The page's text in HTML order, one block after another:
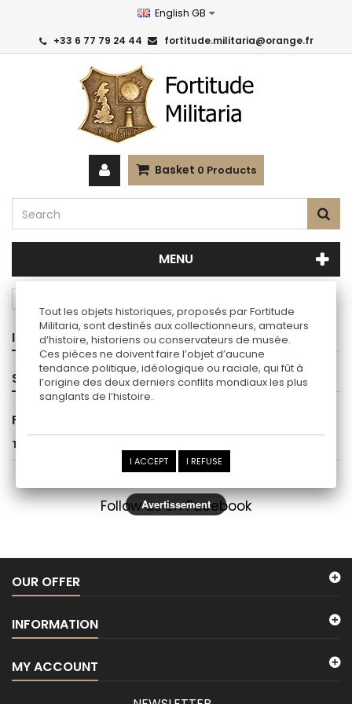
English GB
+33 6 77 79 24 44 fortitude.militaria@orange.fr
Basket 0 Products
MENU
INFORMATIONS
SPECIALS
FLASHLIGHTS
There are no products in this category.
Follow us on Facebook
OUR OFFER
INFORMATION
MY ACCOUNT
Tout les objets historiques, proposés par Fortitude
Militaria, sont destinés aux collectionneurs, amateurs
d’histoire, historiens ou conservateurs de musée.
Ces pièces ne doivent faire l’objet d’aucune
tendance politique, idéologique ou raciale, qui fût à
l’origine des deux derniers conflits mondiaux les plus
sanglants de l’histoire.
I ACCEPT I REFUSE
Avertissement